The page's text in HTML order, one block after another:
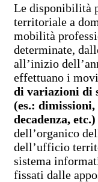
Le disponibilità
territoriale a
mobilità
determinate,
all’inizio
effettuano i
di variazioni di
(es.:
decadenza, etc.)
dell’organico
dell’ufficio
sistema
fissati dalle